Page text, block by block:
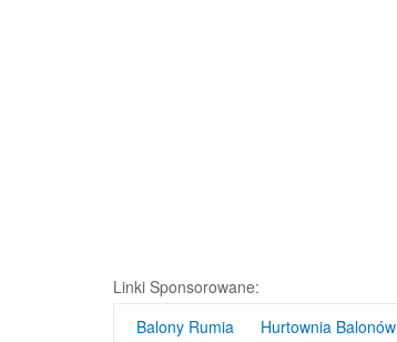
Linki Sponsorowane:
Balony Rumia
Hurtownia Balonów